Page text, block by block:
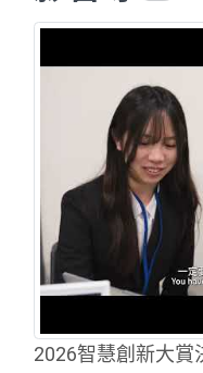
2026智慧創新大賞